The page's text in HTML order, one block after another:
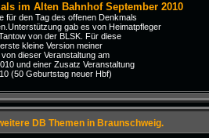
im Alten Bahnhof September 2010
für den Tag des offenen Denkmals
gab es von Heimatpfleger
von der BLSK. Für diese
kleine Version meiner
dieser Veranstaltung am
und einer Zusatz Veranstaltung
(50 Geburtstag neuer Hbf)
DB Themen in Braunschweig.